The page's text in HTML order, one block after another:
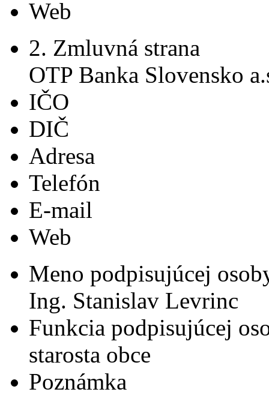
Web
2. Zmluvná strana
OTP Banka Slovensko
IČO
DIČ
Adresa
Telefón
E-mail
Web
Meno podpisujúcej
Ing. Stanislav Levrinc
Funkcia podpisujúcej
starosta obce
Poznámka